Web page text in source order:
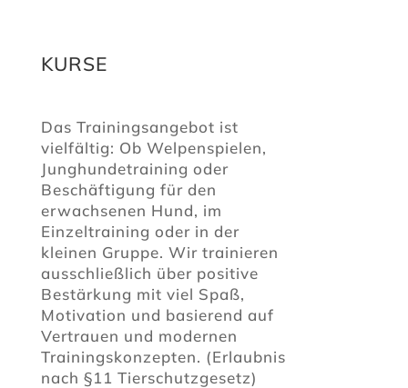
KURSE
Das Trainingsangebot ist
vielfältig: Ob Welpenspielen,
Junghundetraining oder
Beschäftigung für den
erwachsenen Hund, im
Einzeltraining oder in der
kleinen Gruppe. Wir trainieren
ausschließlich über positive
Bestärkung mit viel Spaß,
Motivation und basierend auf
Vertrauen und modernen
Trainingskonzepten. (Erlaubnis
nach §11 Tierschutzgesetz)